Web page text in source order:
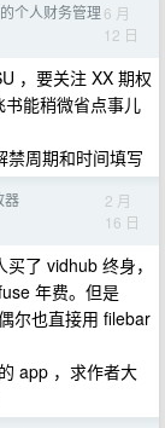
个人财务管理 6 月
12 日
，要关注 XX 期权
能稍微省点事儿
禁周期和时间填写
器
2 月
16 日
了 vidhub 终身，
年费。但是
尔也直接用 filebar
app ，求作者大